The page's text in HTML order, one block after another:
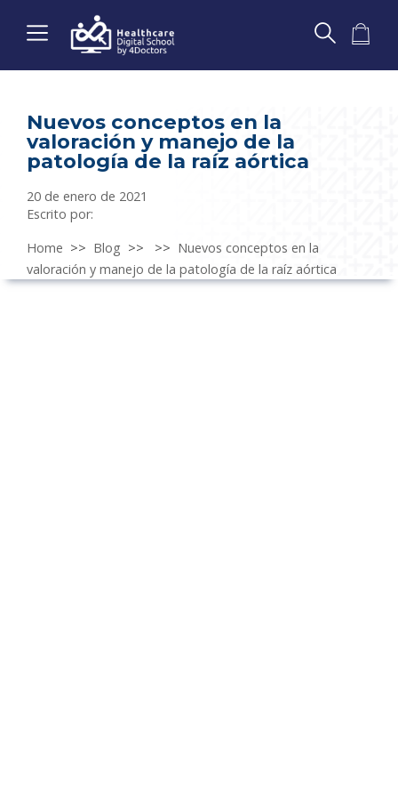
Nuevos conceptos en la
valoración y manejo de la
patología de la raíz aórtica
20 de enero de 2021
Escrito por:
Home >> Blog >> >> Nuevos conceptos en la
valoración y manejo de la patología de la raíz aórtica